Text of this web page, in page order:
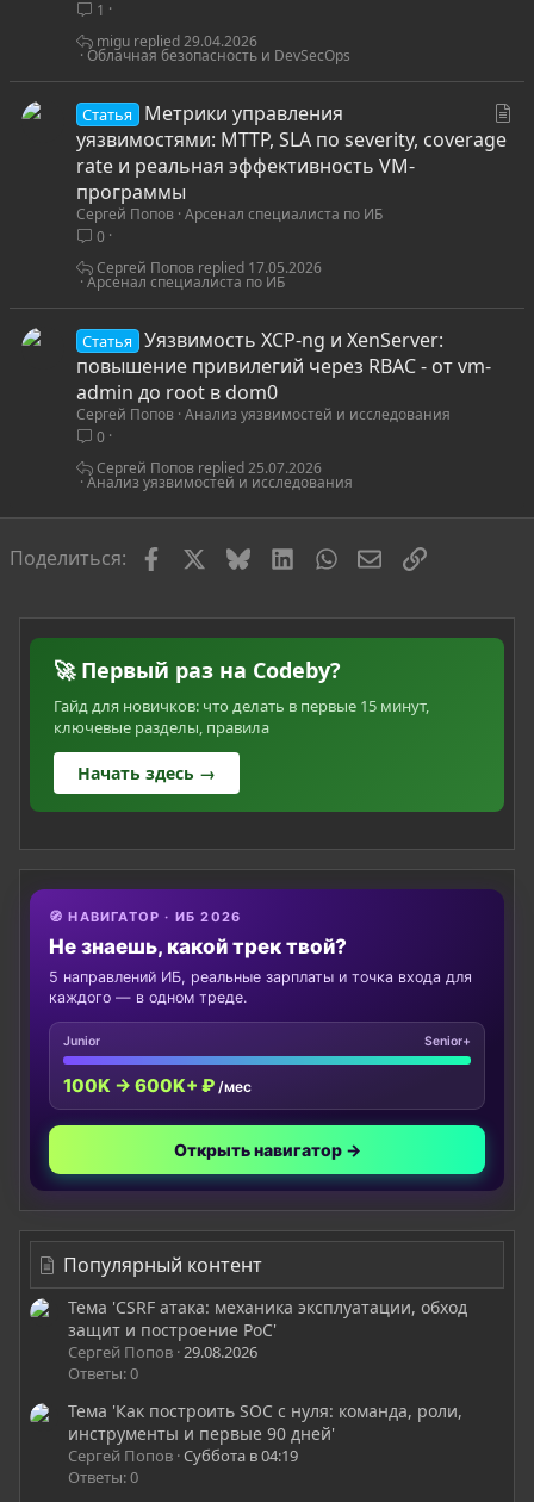
1
Облачная безопасность и DevSecOps
29.04.2026
migu
Статья
Метрики управления
уязвимостями: MTTP, SLA по severity, coverage
rate и реальная эффективность VM-
программы
Сергей Попов Арсенал специалиста по ИБ
0
Арсенал специалиста по ИБ
17.05.2026
Сергей Попов
Статья
Уязвимость XCP-ng и XenServer:
повышение привилегий через RBAC - от vm-
admin до root в dom0
Сергей Попов Анализ уязвимостей и исследования
0
Анализ уязвимостей и исследования
25.07.2026
Сергей Попов
Поделиться: FacebookBlueskyLinkedInWhatsAppЭлектронная
Ссылка
🚀 Первый раз на Codeby?
Гайд для новичков: что делать в первые 15 минут,
ключевые разделы, правила
Начать здесь →
🧭 НАВИГАТОР · ИБ 2026
Не знаешь, какой трек твой?
5 направлений ИБ, реальные зарплаты и точка входа для
каждого — в одном треде.
Junior Senior+
100K → 600K+ ₽ /мес
Открыть навигатор →
Популярный контент
Тема 'CSRF атака: механика эксплуатации, обход
защит и построение PoC'
Сергей Попов 29.08.2026
Ответы: 0
Тема 'Как построить SOC с нуля: команда, роли,
инструменты и первые 90 дней'
Сергей Попов Суббота в 04:19
Ответы: 0